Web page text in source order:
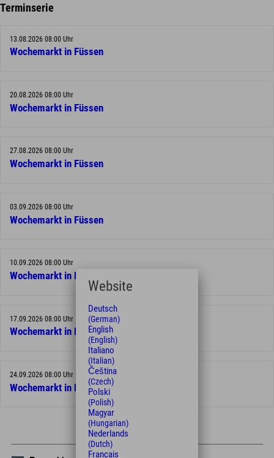
Terminserie
13.08.2026 08:00 Uhr
Wochemarkt in Füssen
20.08.2026 08:00 Uhr
Wochemarkt in Füssen
27.08.2026 08:00 Uhr
Wochemarkt in Füssen
03.09.2026 08:00 Uhr
Wochemarkt in Füssen
10.09.2026 08:00 Uhr
Wochemarkt in Füssen
17.09.2026 08:00 Uhr
Wochemarkt in Füssen
24.09.2026 08:00 Uhr
Wochemarkt in Füssen
Website
Deutsch
(German)
English
(English)
Italiano
(Italian)
Čeština
(Czech)
Polski
(Polish)
Magyar
(Hungarian)
Nederlands
(Dutch)
Français